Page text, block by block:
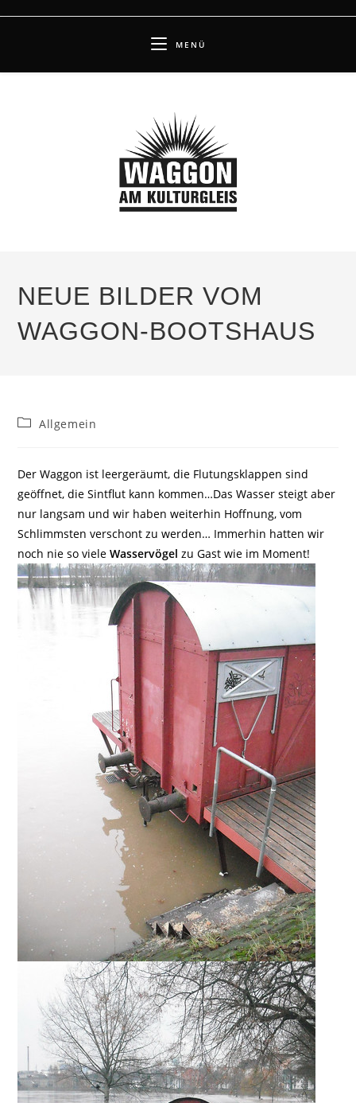
MENÜ
NEUE BILDER VOM
WAGGON-BOOTSHAUS
Beitrags-
Allgemein
Der Waggon ist leergeräumt, die Flutungsklappen sind
geöffnet, die Sintflut kann kommen…Das Wasser steigt aber
nur langsam und wir haben weiterhin Hoffnung, vom
Schlimmsten verschont zu werden… Immerhin hatten wir
noch nie so vieleWasservögel zu Gast wie im Moment!